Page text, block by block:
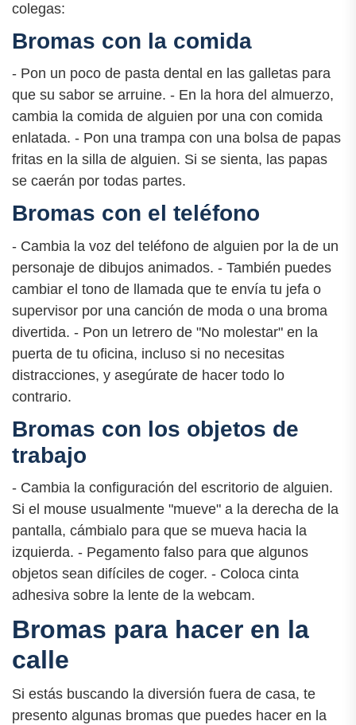
colegas:
Bromas con la comida
- Pon un poco de pasta dental en las galletas para
que su sabor se arruine. - En la hora del almuerzo,
cambia la comida de alguien por una con comida
enlatada. - Pon una trampa con una bolsa de papas
fritas en la silla de alguien. Si se sienta, las papas
se caerán por todas partes.
Bromas con el teléfono
- Cambia la voz del teléfono de alguien por la de un
personaje de dibujos animados. - También puedes
cambiar el tono de llamada que te envía tu jefa o
supervisor por una canción de moda o una broma
divertida. - Pon un letrero de "No molestar" en la
puerta de tu oficina, incluso si no necesitas
distracciones, y asegúrate de hacer todo lo
contrario.
Bromas con los objetos de
trabajo
- Cambia la configuración del escritorio de alguien.
Si el mouse usualmente "mueve" a la derecha de la
pantalla, cámbialo para que se mueva hacia la
izquierda. - Pegamento falso para que algunos
objetos sean difíciles de coger. - Coloca cinta
adhesiva sobre la lente de la webcam.
Bromas para hacer en la
calle
Si estás buscando la diversión fuera de casa, te
presento algunas bromas que puedes hacer en la